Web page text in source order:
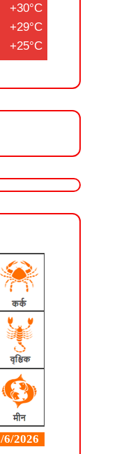
+30°C
+29°C
+25°C